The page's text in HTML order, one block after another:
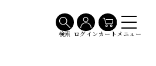
検索 ログイン カート メニュー